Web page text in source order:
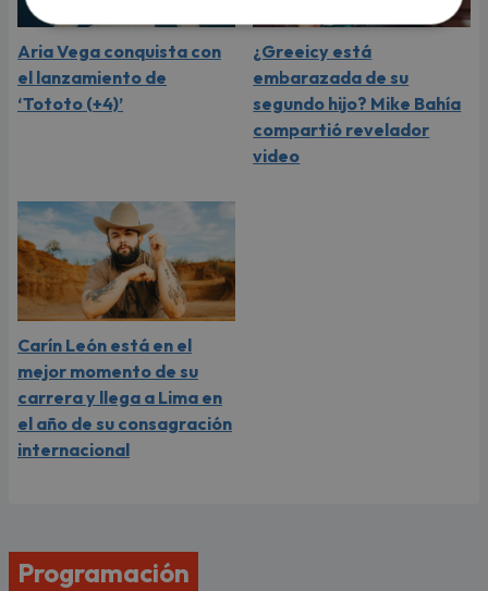
Aria Vega conquista con
el lanzamiento de
‘Tototo (+4)’
¿Greeicy está
embarazada de su
segundo hijo? Mike Bahía
compartió revelador
video
Carín León está en el
mejor momento de su
carrera y llega a Lima en
el año de su consagración
internacional
Programación